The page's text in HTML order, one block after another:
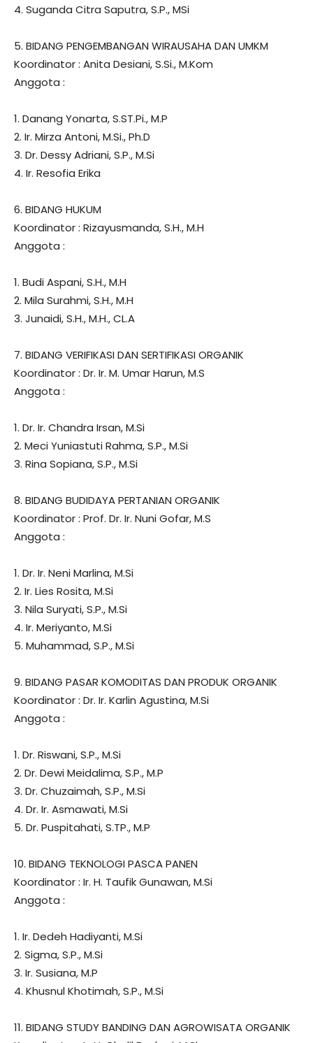
4. Suganda Citra Saputra, S.P., MSi
5. BIDANG PENGEMBANGAN WIRAUSAHA DAN UMKM
Koordinator : Anita Desiani, S.Si., M.Kom
Anggota :
1. Danang Yonarta, S.ST.Pi., M.P
2. Ir. Mirza Antoni, M.Si., Ph.D
3. Dr. Dessy Adriani, S.P., M.Si
4. Ir. Resofia Erika
6. BIDANG HUKUM
Koordinator : Rizayusmanda, S.H., M.H
Anggota :
1. Budi Aspani, S.H., M.H
2. Mila Surahmi, S.H., M.H
3. Junaidi, S.H., M.H., CL.A
7. BIDANG VERIFIKASI DAN SERTIFIKASI ORGANIK
Koordinator : Dr. Ir. M. Umar Harun, M.S
Anggota :
1. Dr. Ir. Chandra Irsan, M.Si
2. Meci Yuniastuti Rahma, S.P., M.Si
3. Rina Sopiana, S.P., M.Si
8. BIDANG BUDIDAYA PERTANIAN ORGANIK
Koordinator : Prof. Dr. Ir. Nuni Gofar, M.S
Anggota :
1. Dr. Ir. Neni Marlina, M.Si
2. Ir. Lies Rosita, M.Si
3. Nila Suryati, S.P., M.Si
4. Ir. Meriyanto, M.Si
5. Muhammad, S.P., M.Si
9. BIDANG PASAR KOMODITAS DAN PRODUK ORGANIK
Koordinator : Dr. Ir. Karlin Agustina, M.Si
Anggota :
1. Dr. Riswani, S.P., M.Si
2. Dr. Dewi Meidalima, S.P., M.P
3. Dr. Chuzaimah, S.P., M.Si
4. Dr. Ir. Asmawati, M.Si
5. Dr. Puspitahati, S.TP., M.P
10. BIDANG TEKNOLOGI PASCA PANEN
Koordinator : Ir. H. Taufik Gunawan, M.Si
Anggota :
1. Ir. Dedeh Hadiyanti, M.Si
2. Sigma, S.P., M.Si
3. Ir. Susiana, M.P
4. Khusnul Khotimah, S.P., M.Si
11. BIDANG STUDY BANDING DAN AGROWISATA ORGANIK